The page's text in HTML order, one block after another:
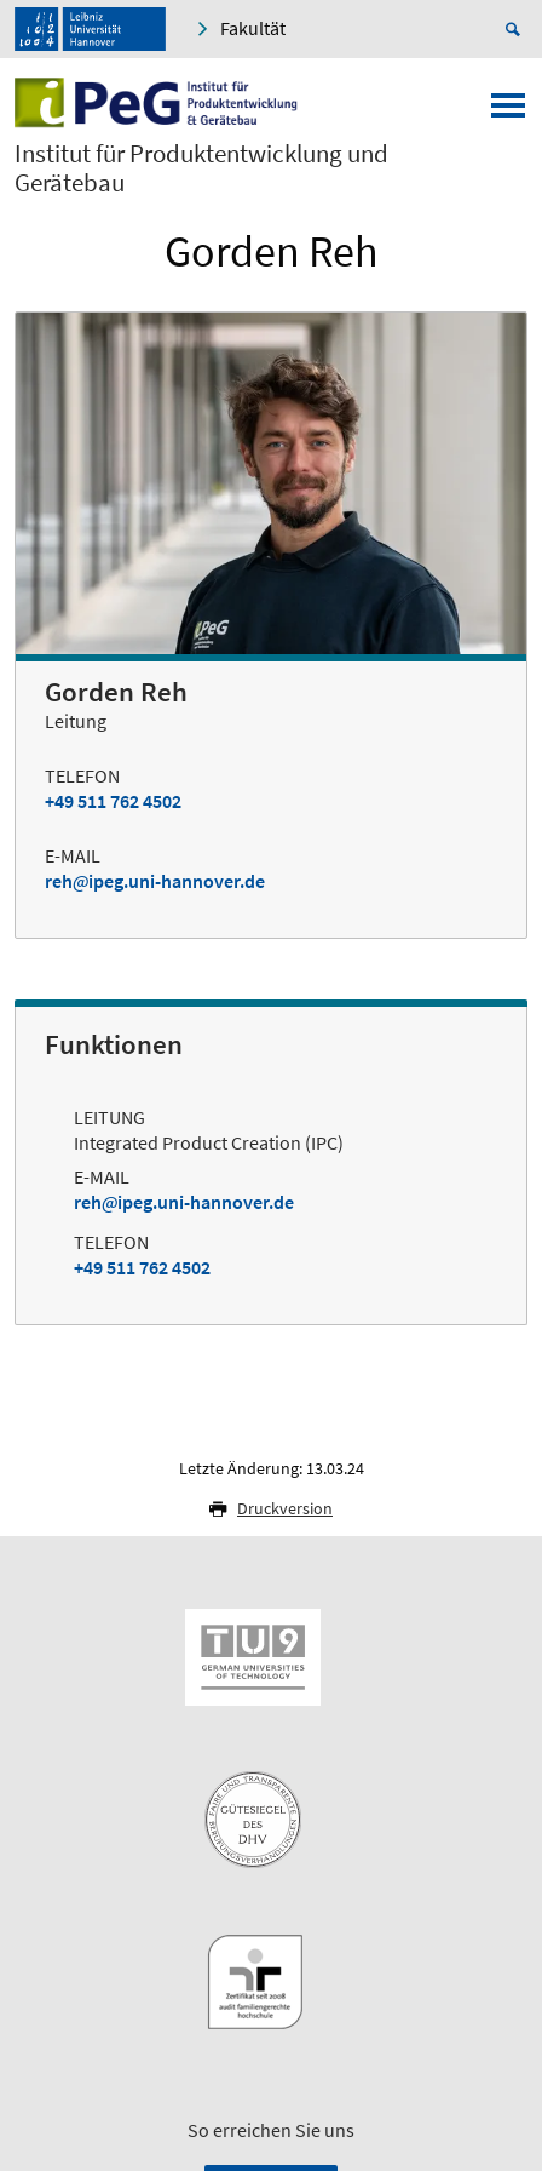
Fakultät
Institut für Produktentwicklung und
Gerätebau
Gorden Reh
Gorden Reh
Leitung
TELEFON
+49 511 762 4502
E-MAIL
reh
ipeg.uni-hannover.de
Funktionen
LEITUNG
Integrated Product Creation (IPC)
E-MAIL
reh
ipeg.uni-hannover.de
TELEFON
+49 511 762 4502
Letzte Änderung: 13.03.24
Druckversion
So erreichen Sie uns